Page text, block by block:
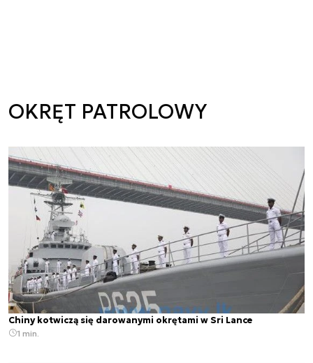
OKRĘT PATROLOWY
Chiny kotwiczą się darowanymi okrętami w Sri Lance
1 min.